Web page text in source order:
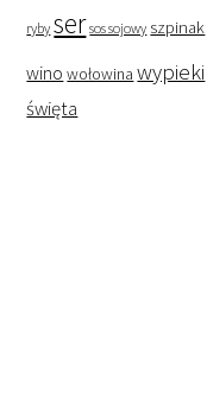
ryby ser sos sojowy szpinak
wino wołowina wypieki
święta